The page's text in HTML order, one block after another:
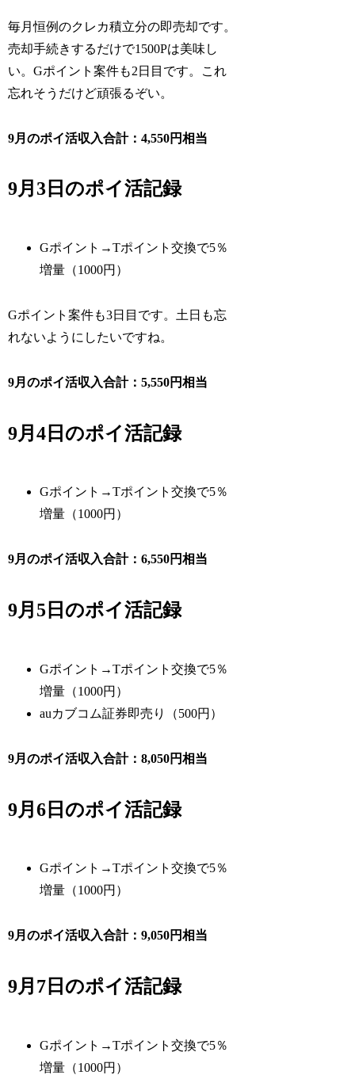
毎月恒例のクレカ積立分の即売却です。
売却手続きするだけで1500Pは美味し
い。Gポイント案件も2日目です。これ
忘れそうだけど頑張るぞい。
9月のポイ活収入合計：4,550円相当
9月3日のポイ活記録
Gポイント→Tポイント交換で5％
増量（1000円）
Gポイント案件も3日目です。土日も忘
れないようにしたいですね。
9月のポイ活収入合計：5,550円相当
9月4日のポイ活記録
Gポイント→Tポイント交換で5％
増量（1000円）
9月のポイ活収入合計：6,550円相当
9月5日のポイ活記録
Gポイント→Tポイント交換で5％
増量（1000円）
auカブコム証券即売り（500円）
9月のポイ活収入合計：8,050円相当
9月6日のポイ活記録
Gポイント→Tポイント交換で5％
増量（1000円）
9月のポイ活収入合計：9,050円相当
9月7日のポイ活記録
Gポイント→Tポイント交換で5％
増量（1000円）